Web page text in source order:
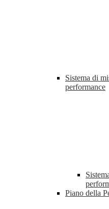
Sistema di
performance
Piano della